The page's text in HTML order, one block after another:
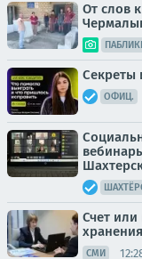
От слов
Секреты
ОФИЦ.
Счет или
СМИ